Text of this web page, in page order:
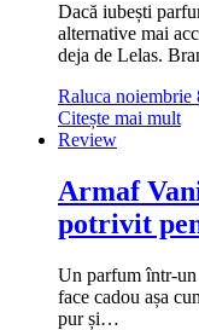
Dacă iubești
alternative mai
deja de Lelas.
Raluca noiembrie
Citește mai mult
Review
Armaf
potrivit
Un parfum într-un
face cadou așa
pur și…